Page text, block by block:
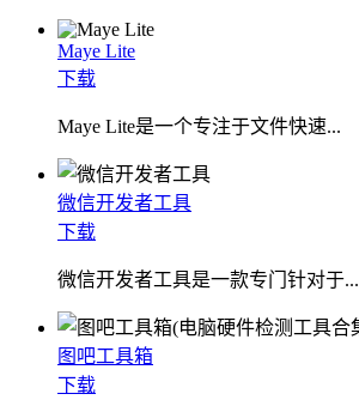
Maye Lite
下载
​Maye Lite是一个专注于文件快速...
微信开发者工具
下载
微信开发者工具是一款专门针对于...
图吧工具箱
下载